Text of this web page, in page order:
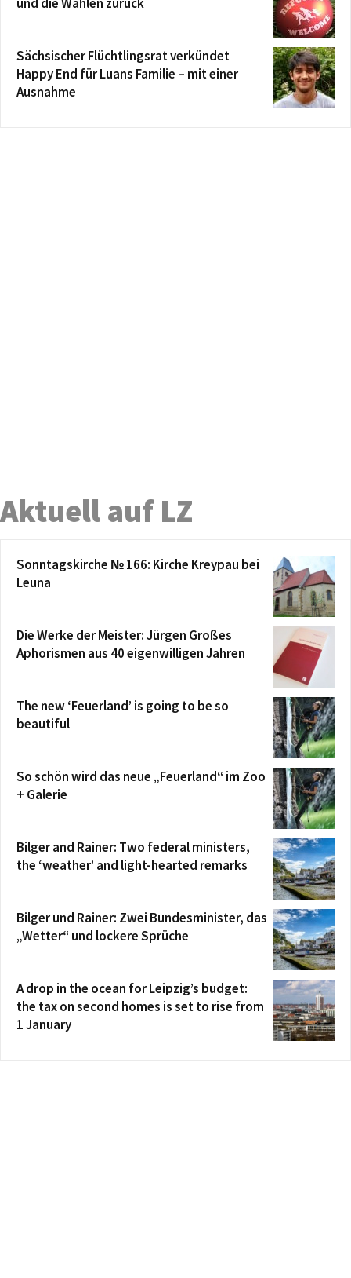
Sächsischer Flüchtlingsrat verkündet
Happy End für Luans Familie – mit einer
Ausnahme
Aktuell auf LZ
Sonntagskirche № 166: Kirche Kreypau bei
Leuna
Die Werke der Meister: Jürgen Großes
Aphorismen aus 40 eigenwilligen Jahren
The new ‘Feuerland’ is going to be so
beautiful
So schön wird das neue „Feuerland“ im Zoo
+ Galerie
Bilger and Rainer: Two federal ministers,
the ‘weather’ and light-hearted remarks
Bilger und Rainer: Zwei Bundesminister, das
„Wetter“ und lockere Sprüche
A drop in the ocean for Leipzig’s budget:
the tax on second homes is set to rise from
1 January